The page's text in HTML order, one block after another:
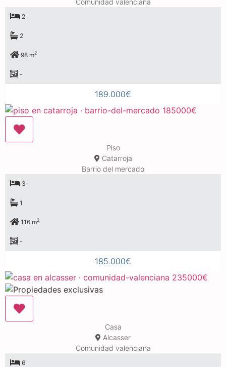
2
2
98 m2
-
189.000€
Piso
Catarroja
Barrio del mercado
3
1
116 m2
-
185.000€
Casa
Alcasser
Comunidad valenciana
6